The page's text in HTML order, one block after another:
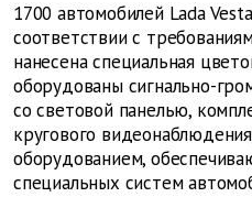
1700 автомобилей Lada
соответствии с
нанесена специальная
оборудованы сигнально-
со световой панелью,
кругового
оборудованием,
специальных систем